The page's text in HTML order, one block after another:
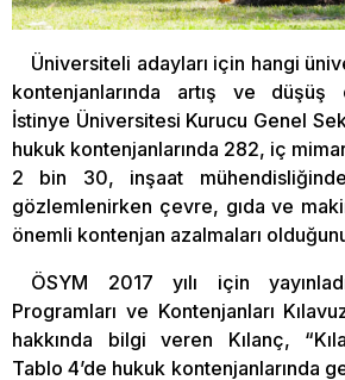
Üniversiteli adayları için hangi
kontenjanlarında artış ve düşüş
İstinye Üniversitesi Kurucu Genel
hukuk kontenjanlarında 282, iç
2 bin 30, inşaat
gözlemlenirken çevre, gıda ve
önemli kontenjan azalmaları
ÖSYM 2017 yılı için
Programları ve Kontenjanları
hakkında bilgi veren Kılanç,
Tablo 4’de hukuk kontenjanlarında